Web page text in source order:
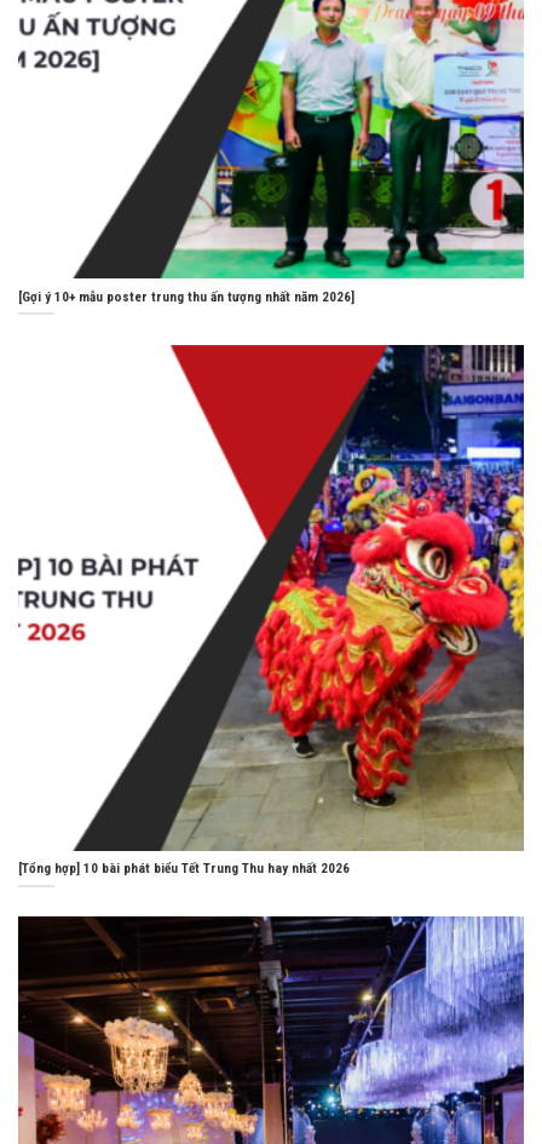
[Gợi ý 10+ mẫu poster trung thu ấn tượng nhất năm 2026]
[Tổng hợp] 10 bài phát biểu Tết Trung Thu hay nhất 2026